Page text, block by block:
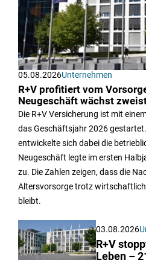
05.08.2026Unternehmen
R+V profitiert vom
Neugeschäft wächst
Die R+V Versicherung ist mit
das Geschäftsjahr 2026
entwickelte sich dabei die
Neugeschäft legte im ersten
zu. Die Zahlen zeigen, dass die
Altersvorsorge trotz
bleibt.
03.08.2026
R+V
Leben –